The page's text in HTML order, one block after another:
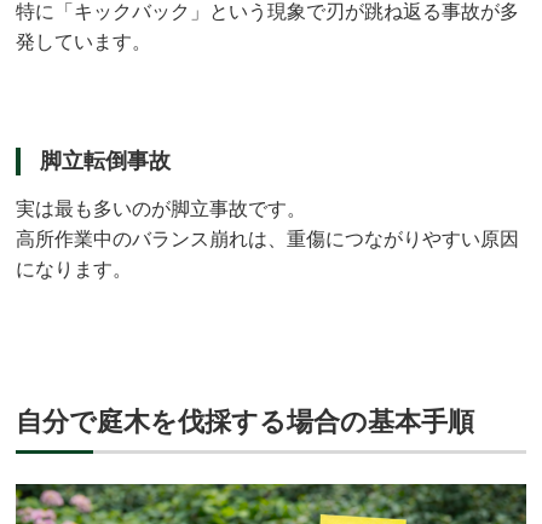
特に「キックバック」という現象で刃が跳ね返る事故が多
発しています。
脚立転倒事故
実は最も多いのが脚立事故です。
高所作業中のバランス崩れは、重傷につながりやすい原因
になります。
自分で庭木を伐採する場合の基本手順